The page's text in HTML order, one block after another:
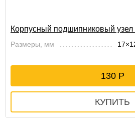
Корпусный подшипниковый
Размеры, мм
130